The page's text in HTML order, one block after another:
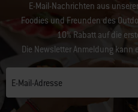
E-Mail-Nachrichten aus
Foodies und Freunden des
10% Rabatt auf die
Die Newsletter Anmeldung
E-Mail-Adresse